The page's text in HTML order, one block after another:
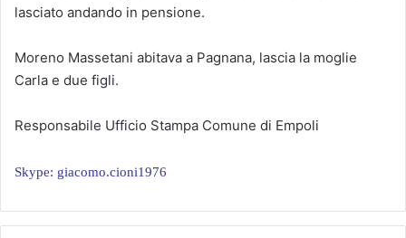
lasciato andando in pensione.
Moreno Massetani abitava a Pagnana, lascia la moglie
Carla e due figli.
Responsabile Ufficio Stampa Comune di Empoli
Skype: giacomo.cioni1976